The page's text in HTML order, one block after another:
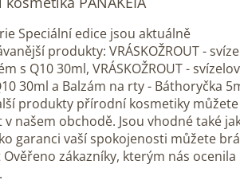
Speciální edice jsou aktuálně
produkty: VRÁSKOŽROUT -
s Q10 30ml, VRÁSKOŽROUT -
30ml a Balzám na rty - Báthoryčka
produkty přírodní kosmetiky můžete
našem obchodě. Jsou vhodné také
garanci vaší spokojenosti můžete
zákazníky, kterým nás ocenila